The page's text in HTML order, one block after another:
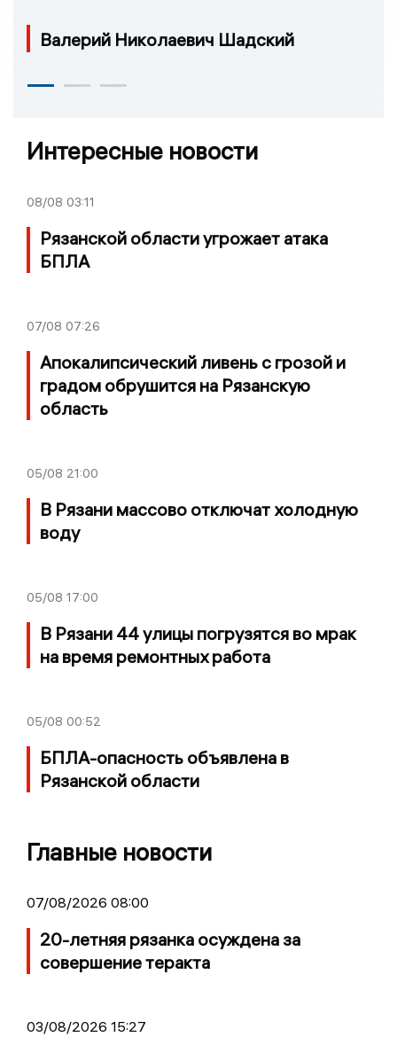
Валерий Николаевич Шадский
Интересные новости
08/08 03:11
Рязанской области угрожает атака
БПЛА
07/08 07:26
Апокалипсический ливень с грозой и
градом обрушится на Рязанскую
область
05/08 21:00
В Рязани массово отключат холодную
воду
05/08 17:00
В Рязани 44 улицы погрузятся во мрак
на время ремонтных работа
05/08 00:52
БПЛА-опасность объявлена в
Рязанской области
Главные новости
07/08/2026 08:00
20-летняя рязанка осуждена за
совершение теракта
03/08/2026 15:27